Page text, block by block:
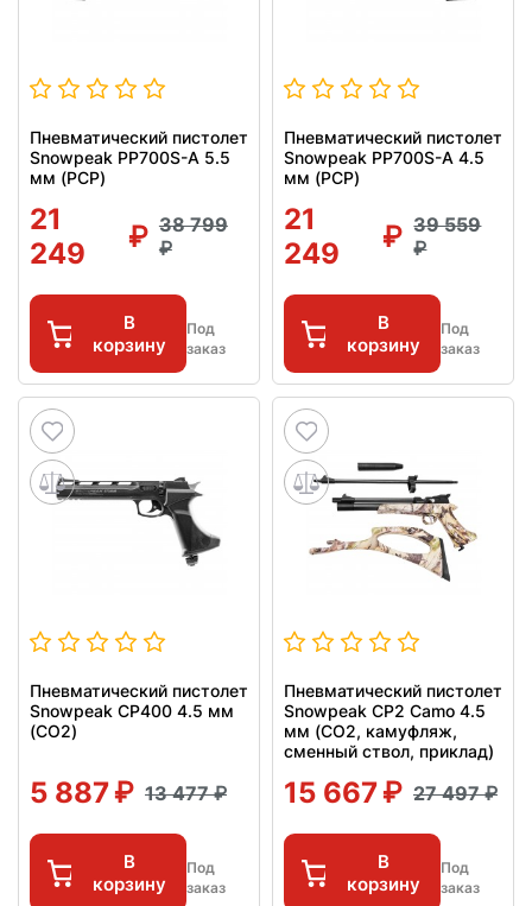
Пневматический пистолет
Snowpeak PP700S-A 5.5
мм (PCP)
21
249
38 799
В
корзину
Под
заказ
Пневматический пистолет
Snowpeak PP700S-A 4.5
мм (PCP)
21
249
39 559
В
корзину
Под
заказ
Пневматический пистолет
Snowpeak CP400 4.5 мм
(CO2)
5 887 13 477
В
корзину
Под
заказ
Пневматический пистолет
Snowpeak CP2 Camo 4.5
мм (CO2, камуфляж,
сменный ствол, приклад)
15 667 27 497
В
корзину
Под
заказ